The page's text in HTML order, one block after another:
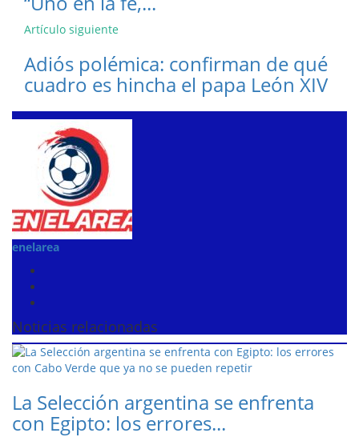
Artículo siguiente
Adiós polémica: confirman de qué
cuadro es hincha el papa León XIV
enelarea
Noticias relacionadas
La Selección argentina se enfrenta
con Egipto: los errores...